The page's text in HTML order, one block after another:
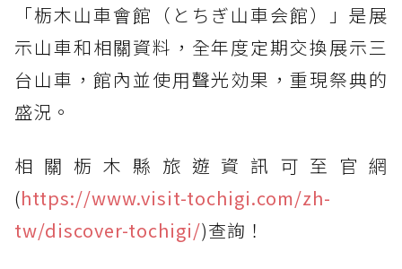
「栃木山車會館（とちぎ山車会館）」是展
示山車和相關資料，全年度定期交換展示三
台山車，館內並使用聲光効果，重現祭典的
盛況。
相關栃木縣旅遊資訊可至官網
(https://www.visit-tochigi.com/zh-
tw/discover-tochigi/)查詢！